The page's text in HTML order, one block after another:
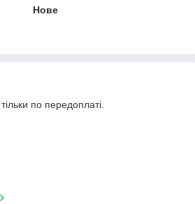
Нове
по передоплаті.